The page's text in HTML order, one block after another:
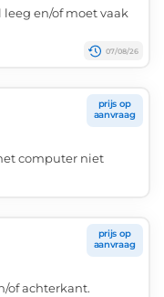
en/of moet vaak
07/08/26
prijs op
aanvraag
computer niet
prijs op
aanvraag
of achterkant.